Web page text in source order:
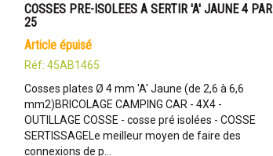
COSSES PRE-ISOLEES A SERTIR 'A' JAUNE 4 PAR
25
article épuisé
Réf: 45AB1465
Cosses plates Ø 4 mm 'A' Jaune (de 2,6 à 6,6
mm2)BRICOLAGE CAMPING CAR - 4X4 -
OUTILLAGE COSSE - cosse pré isolées - COSSE
SERTISSAGELe meilleur moyen de faire des
connexions de p...